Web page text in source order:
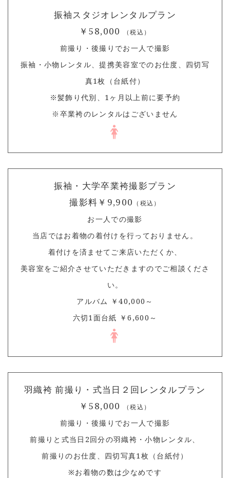
振袖スタジオレンタルプラン
￥58,000
（税込）
前撮り・後撮りでお一人で撮影
振袖・小物レンタル、提携美容室でのお仕度、四切写
真1枚（台紙付）
※髪飾り代別、1ヶ月以上前に要予約
※卒業袴のレンタルはございません
振袖・大学卒業袴撮影プラン
撮影料￥9,900 （税込）
お一人での撮影
当店ではお着物の着付けを行っておりません。
着付けを済ませてご来店いただくか、
美容室をご紹介させていただきますのでご相談くださ
い。
アルバム ￥40,000～
六切1面台紙 ￥6,600～
羽織袴 前撮り・式当日２回レンタルプラン
￥58,000
（税込）
前撮り・後撮りでお一人で撮影
前撮りと式当日2回分の羽織袴・小物レンタル、
前撮りのお仕度、四切写真1枚（台紙付）
※お着物の数は少なめです